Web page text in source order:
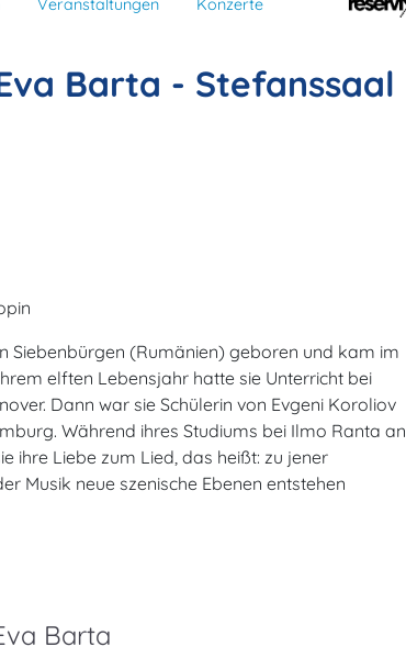
Veranstaltungen
Konzerte
Barta - Stefanssaal
Siebenbürgen (Rumänien) geboren und kam im
elften Lebensjahr hatte sie Unterricht bei
Dann war sie Schülerin von Evgeni Koroliov
Während ihres Studiums bei Ilmo Ranta an
ihre Liebe zum Lied, das heißt: zu jener
Musik neue szenische Ebenen entstehen
Barta